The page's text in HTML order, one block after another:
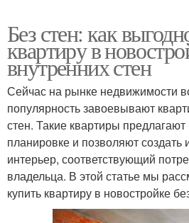
Без стен: как
квартиру в
внутренних стен
Сейчас на рынке недвижимости
популярность завоевывают
стен. Такие квартиры
планировке и позволяют
интерьер, соответствующий
владельца. В этой статье мы
купить квартиру в новостройке